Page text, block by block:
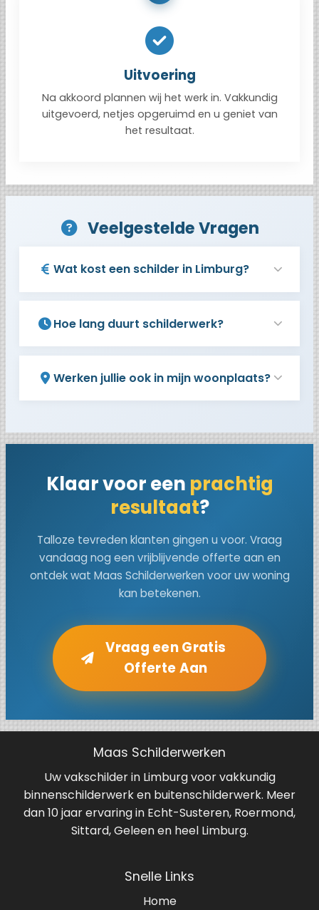
Uitvoering
Na akkoord plannen wij het werk in. Vakkundig
uitgevoerd, netjes opgeruimd en u geniet van
het resultaat.
Veelgestelde Vragen
Wat kost een schilder in Limburg?
Hoe lang duurt schilderwerk?
Werken jullie ook in mijn woonplaats?
Klaar voor een prachtig
resultaat?
Talloze tevreden klanten gingen u voor. Vraag
vandaag nog een vrijblijvende offerte aan en
ontdek wat Maas Schilderwerken voor uw woning
kan betekenen.
Vraag een Gratis
Offerte Aan
Maas Schilderwerken
Uw vakschilder in Limburg voor vakkundig
binnenschilderwerk en buitenschilderwerk. Meer
dan 10 jaar ervaring in Echt-Susteren, Roermond,
Sittard, Geleen en heel Limburg.
Snelle Links
Home